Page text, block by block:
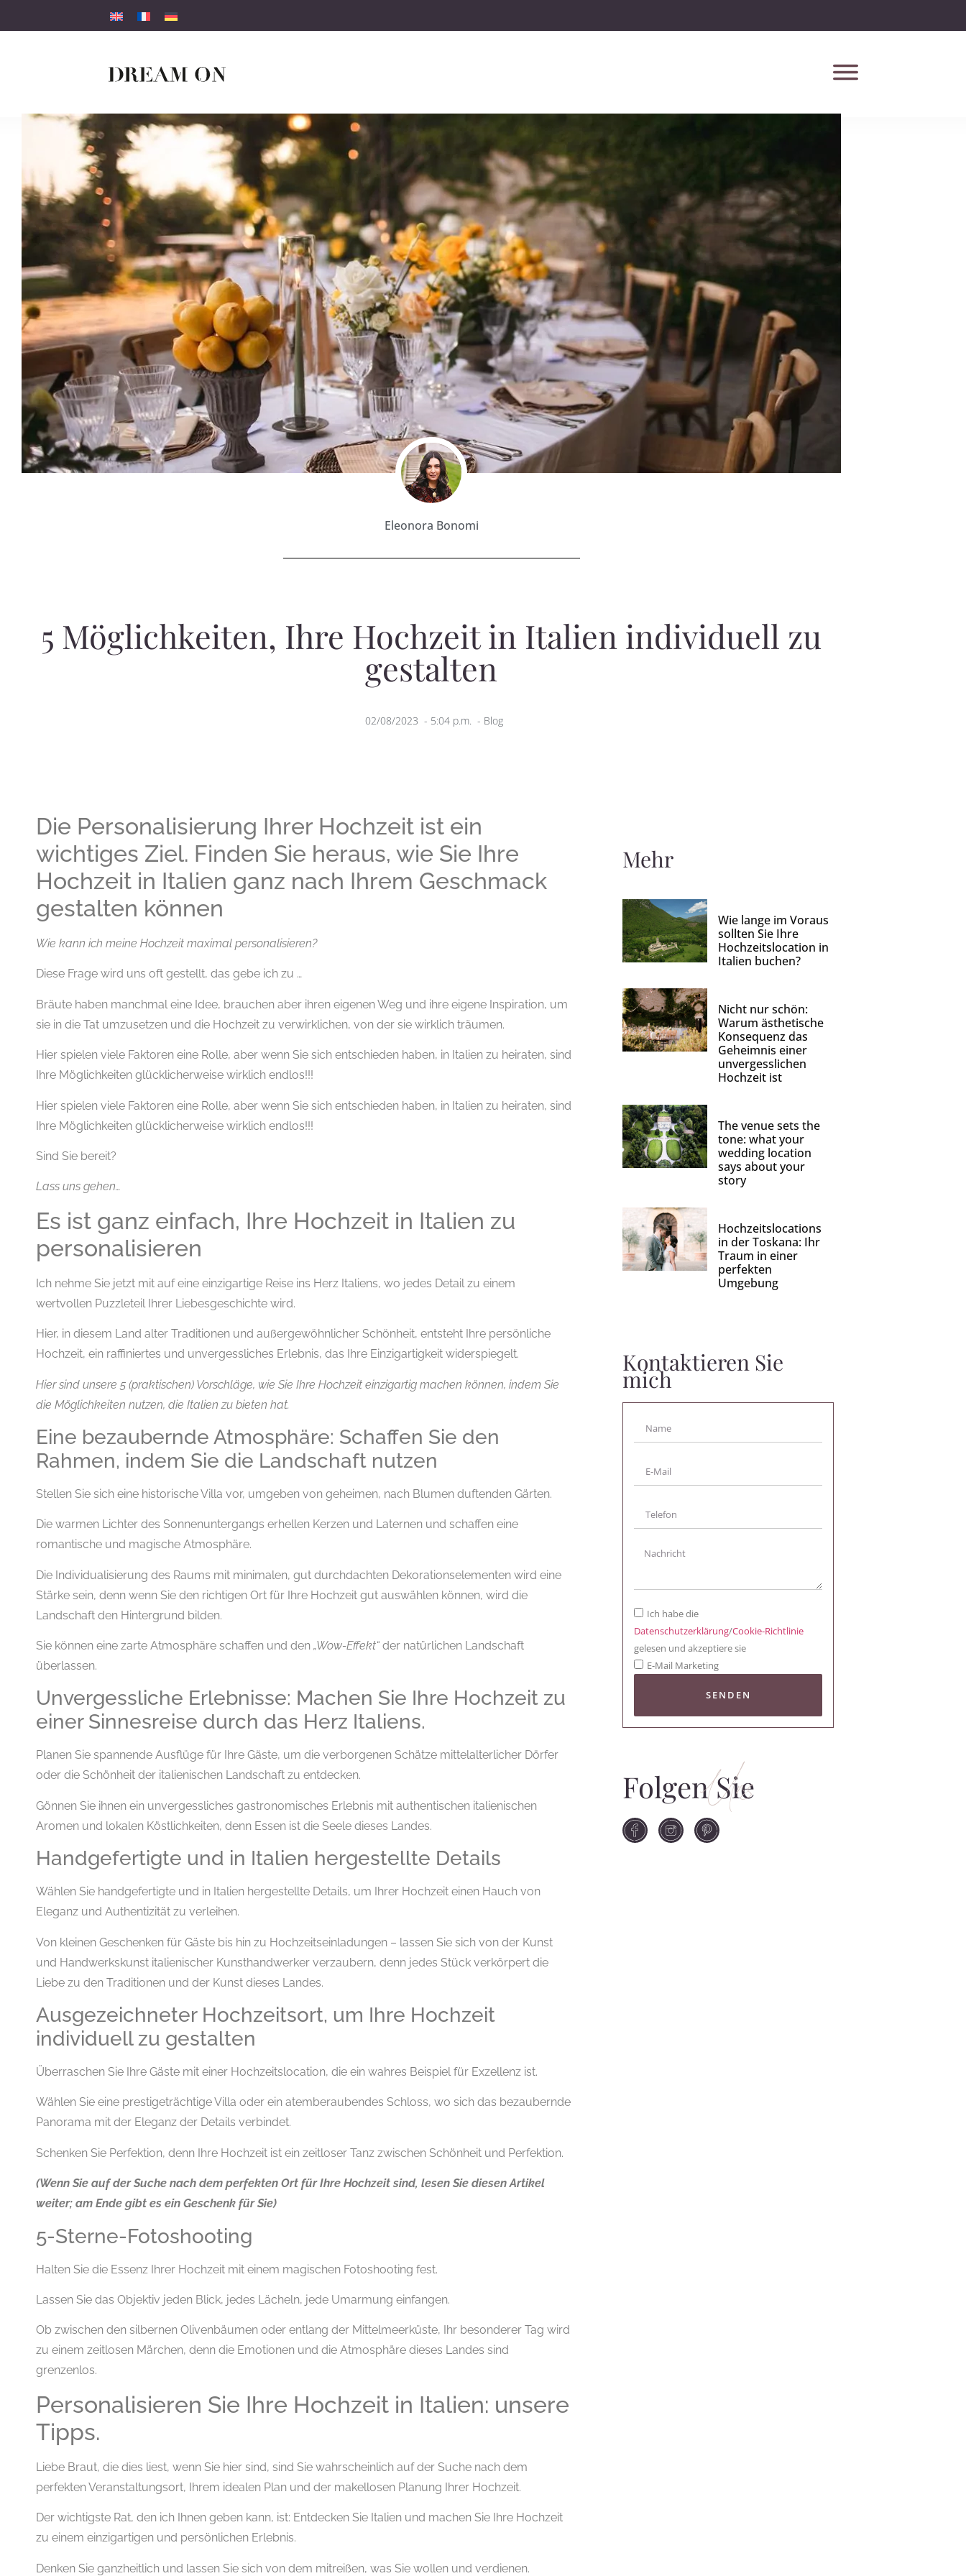
Eleonora Bonomi
5 Möglichkeiten, Ihre Hochzeit in Italien individuell zu
gestalten
02/08/2023 - 5:04 p.m. - Blog
Die Personalisierung Ihrer Hochzeit ist ein
wichtiges Ziel. Finden Sie heraus, wie Sie Ihre
Hochzeit in Italien ganz nach Ihrem Geschmack
gestalten können
Wie kann ich meine Hochzeit maximal personalisieren?
Diese Frage wird uns oft gestellt, das gebe ich zu …
Bräute haben manchmal eine Idee, brauchen aber ihren eigenen Weg und ihre eigene Inspiration, um
sie in die Tat umzusetzen und die Hochzeit zu verwirklichen, von der sie wirklich träumen.
Hier spielen viele Faktoren eine Rolle, aber wenn Sie sich entschieden haben, in Italien zu heiraten, sind
Ihre Möglichkeiten glücklicherweise wirklich endlos!!!
Hier spielen viele Faktoren eine Rolle, aber wenn Sie sich entschieden haben, in Italien zu heiraten, sind
Ihre Möglichkeiten glücklicherweise wirklich endlos!!!
Sind Sie bereit?
Lass uns gehen…
Es ist ganz einfach, Ihre Hochzeit in Italien zu
personalisieren
Ich nehme Sie jetzt mit auf eine einzigartige Reise ins Herz Italiens, wo jedes Detail zu einem
wertvollen Puzzleteil Ihrer Liebesgeschichte wird.
Hier, in diesem Land alter Traditionen und außergewöhnlicher Schönheit, entsteht Ihre persönliche
Hochzeit, ein raffiniertes und unvergessliches Erlebnis, das Ihre Einzigartigkeit widerspiegelt.
Hier sind unsere 5 (praktischen) Vorschläge, wie Sie Ihre Hochzeit einzigartig machen können, indem Sie
die Möglichkeiten nutzen, die Italien zu bieten hat.
Eine bezaubernde Atmosphäre: Schaffen Sie den
Rahmen, indem Sie die Landschaft nutzen
Stellen Sie sich eine historische Villa vor, umgeben von geheimen, nach Blumen duftenden Gärten.
Die warmen Lichter des Sonnenuntergangs erhellen Kerzen und Laternen und schaffen eine
romantische und magische Atmosphäre.
Die Individualisierung des Raums mit minimalen, gut durchdachten Dekorationselementen wird eine
Stärke sein, denn wenn Sie den richtigen Ort für Ihre Hochzeit gut auswählen können, wird die
Landschaft den Hintergrund bilden.
Sie können eine zarte Atmosphäre schaffen und den „Wow-Effekt“ der natürlichen Landschaft
überlassen.
Unvergessliche Erlebnisse: Machen Sie Ihre Hochzeit zu
einer Sinnesreise durch das Herz Italiens.
Planen Sie spannende Ausflüge für Ihre Gäste, um die verborgenen Schätze mittelalterlicher Dörfer
oder die Schönheit der italienischen Landschaft zu entdecken.
Gönnen Sie ihnen ein unvergessliches gastronomisches Erlebnis mit authentischen italienischen
Aromen und lokalen Köstlichkeiten, denn Essen ist die Seele dieses Landes.
Handgefertigte und in Italien hergestellte Details
Wählen Sie handgefertigte und in Italien hergestellte Details, um Ihrer Hochzeit einen Hauch von
Eleganz und Authentizität zu verleihen.
Von kleinen Geschenken für Gäste bis hin zu Hochzeitseinladungen – lassen Sie sich von der Kunst
und Handwerkskunst italienischer Kunsthandwerker verzaubern, denn jedes Stück verkörpert die
Liebe zu den Traditionen und der Kunst dieses Landes.
Ausgezeichneter Hochzeitsort, um Ihre Hochzeit
individuell zu gestalten
Überraschen Sie Ihre Gäste mit einer Hochzeitslocation, die ein wahres Beispiel für Exzellenz ist.
Wählen Sie eine prestigeträchtige Villa oder ein atemberaubendes Schloss, wo sich das bezaubernde
Panorama mit der Eleganz der Details verbindet.
Schenken Sie Perfektion, denn Ihre Hochzeit ist ein zeitloser Tanz zwischen Schönheit und Perfektion.
(Wenn Sie auf der Suche nach dem perfekten Ort für Ihre Hochzeit sind, lesen Sie diesen Artikel
weiter; am Ende gibt es ein Geschenk für Sie)
5-Sterne-Fotoshooting
Halten Sie die Essenz Ihrer Hochzeit mit einem magischen Fotoshooting fest.
Lassen Sie das Objektiv jeden Blick, jedes Lächeln, jede Umarmung einfangen.
Ob zwischen den silbernen Olivenbäumen oder entlang der Mittelmeerküste, Ihr besonderer Tag wird
zu einem zeitlosen Märchen, denn die Emotionen und die Atmosphäre dieses Landes sind
grenzenlos.
Personalisieren Sie Ihre Hochzeit in Italien: unsere
Tipps.
Liebe Braut, die dies liest, wenn Sie hier sind, sind Sie wahrscheinlich auf der Suche nach dem
perfekten Veranstaltungsort, Ihrem idealen Plan und der makellosen Planung Ihrer Hochzeit.
Der wichtigste Rat, den ich Ihnen geben kann, ist: Entdecken Sie Italien und machen Sie Ihre Hochzeit
zu einem einzigartigen und persönlichen Erlebnis.
Denken Sie ganzheitlich und lassen Sie sich von dem mitreißen, was Sie wollen und verdienen.
Mehr
Wie lange im Voraus
sollten Sie Ihre
Hochzeitslocation in
Italien buchen?
Nicht nur schön:
Warum ästhetische
Konsequenz das
Geheimnis einer
unvergesslichen
Hochzeit ist
The venue sets the
tone: what your
wedding location
says about your
story
Hochzeitslocations
in der Toskana: Ihr
Traum in einer
perfekten
Umgebung
Kontaktieren Sie
mich
Ich habe die
Datenschutzerklärung/Cookie-Richtlinie
gelesen und akzeptiere sie
E-Mail Marketing
SENDEN
Folgen Sie
Uns